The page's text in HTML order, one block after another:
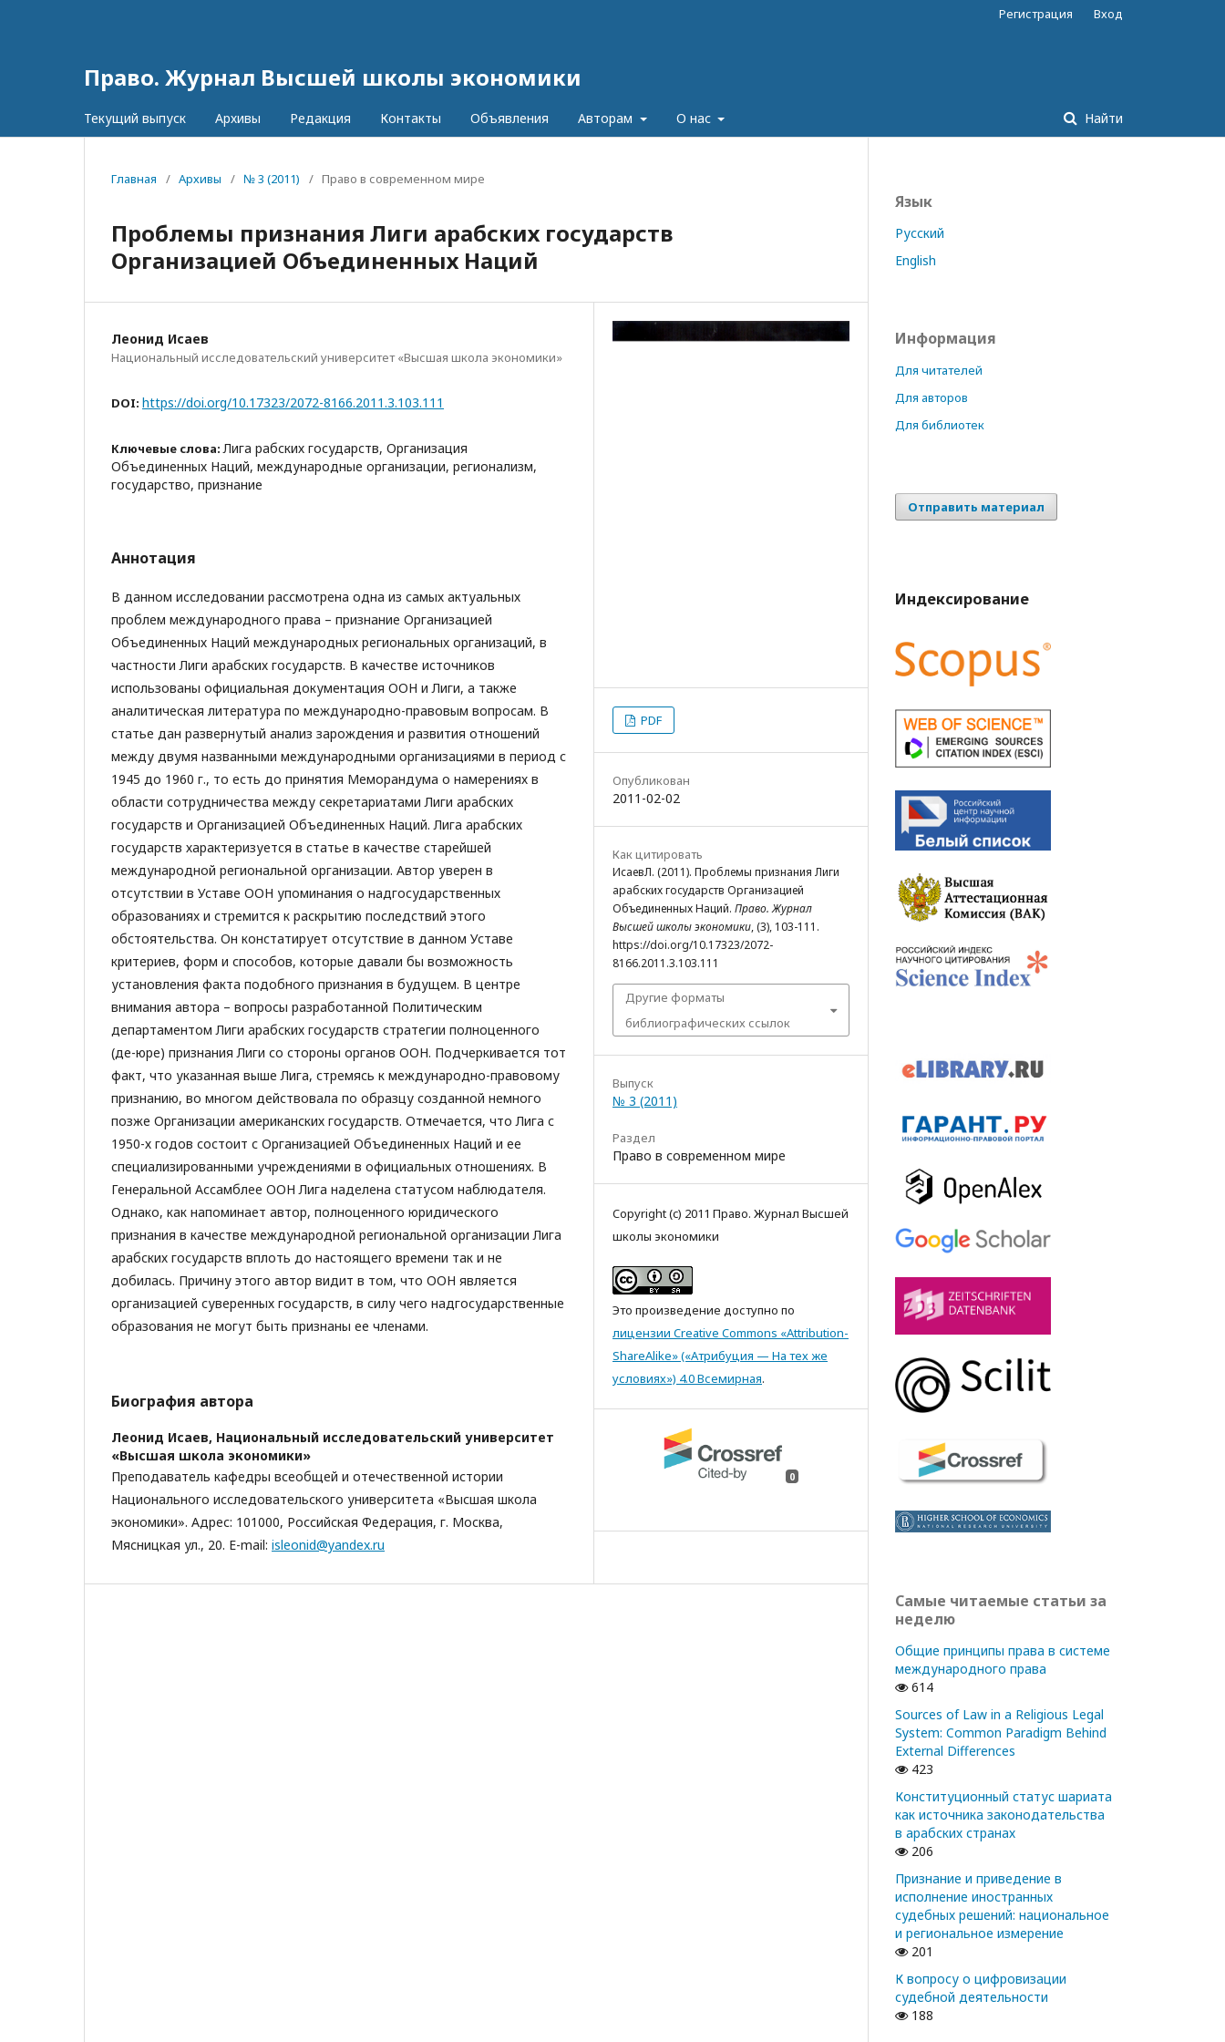
Право. Журнал Высшей школы экономики
Текущий выпуск Архивы Редакция Контакты Объявления Авторам О нас Найти
Регистрация Вход
Главная / Архивы / № 3 (2011) / Право в современном мире
Проблемы признания Лиги арабских государств
Организацией Объединенных Наций
Леонид Исаев
Национальный исследовательский университет «Высшая школа экономики»
DOI: https://doi.org/10.17323/2072-8166.2011.3.103.111
Ключевые слова:Лига рабских государств, Организация
Объединенных Наций, международные организации, регионализм,
государство, признание
Аннотация
В данном исследовании рассмотрена одна из самых актуальных
проблем международного права – признание Организацией
Объединенных Наций международных региональных организаций, в
частности Лиги арабских государств. В качестве источников
использованы официальная документация ООН и Лиги, а также
аналитическая литература по международно-правовым вопросам. В
статье дан развернутый анализ зарождения и развития отношений
между двумя названными международными организациями в период с
1945 до 1960 г., то есть до принятия Меморандума о намерениях в
области сотрудничества между секретариатами Лиги арабских
государств и Организацией Объединенных Наций. Лига арабских
государств характеризуется в статье в качестве старейшей
международной региональной организации. Автор уверен в
отсутствии в Уставе ООН упоминания о надгосударственных
образованиях и стремится к раскрытию последствий этого
обстоятельства. Он констатирует отсутствие в данном Уставе
критериев, форм и способов, которые давали бы возможность
установления факта подобного признания в будущем. В центре
внимания автора – вопросы разработанной Политическим
департаментом Лиги арабских государств стратегии полноценного
(де-юре) признания Лиги со стороны органов ООН. Подчеркивается тот
факт, что указанная выше Лига, стремясь к международно-правовому
признанию, во многом действовала по образцу созданной немного
позже Организации американских государств. Отмечается, что Лига с
1950-х годов состоит с Организацией Объединенных Наций и ее
специализированными учреждениями в официальных отношениях. В
Генеральной Ассамблее ООН Лига наделена статусом наблюдателя.
Однако, как напоминает автор, полноценного юридического
признания в качестве международной региональной организации Лига
арабских государств вплоть до настоящего времени так и не
добилась. Причину этого автор видит в том, что ООН является
организацией суверенных государств, в силу чего надгосударственные
образования не могут быть признаны ее членами.
Биография автора
Леонид Исаев, Национальный исследовательский университет
«Высшая школа экономики»
Преподаватель кафедры всеобщей и отечественной истории
Национального исследовательского университета «Высшая школа
экономики». Адрес: 101000, Российская Федерация, г. Москва,
Мясницкая ул., 20. E-mail: isleonid@yandex.ru
PDF
Опубликован
2011-02-02
Как цитировать
ИсаевЛ. (2011). Проблемы признания Лиги
арабских государств Организацией
Объединенных Наций. Право. Журнал
Высшей школы экономики, (3), 103-111.
https://doi.org/10.17323/2072-
8166.2011.3.103.111
Другие форматы
библиографических ссылок
Выпуск
№ 3 (2011)
Раздел
Право в современном мире
Copyright (c) 2011 Право. Журнал Высшей
школы экономики
Это произведение доступно по
лицензии Creative Commons «Attribution-
ShareAlike» («Атрибуция — На тех же
условиях») 4.0 Всемирная.
0
Язык
Русский
English
Информация
Для читателей
Для авторов
Для библиотек
Отправить материал
Индексирование
Самые читаемые статьи за
неделю
Общие принципы права в системе
международного права
614
Sources of Law in a Religious Legal
System: Common Paradigm Behind
External Differences
423
Конституционный статус шариата
как источника законодательства
в арабских странах
206
Признание и приведение в
исполнение иностранных
судебных решений: национальное
и региональное измерение
201
К вопросу о цифровизации
судебной деятельности
188